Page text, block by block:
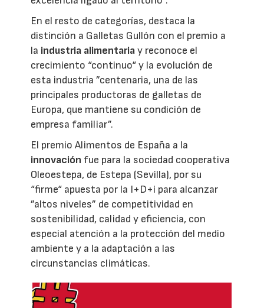
En el resto de categorías, destaca la
distinción a Galletas Gullón con el premio a
la industria alimentariay reconoce el
crecimiento “continuo“ y la evolución de
esta industria ”centenaria, una de las
principales productoras de galletas de
Europa, que mantiene su condición de
empresa familiar”.
El premio Alimentos de España a la
innovación fue para la sociedad cooperativa
Oleoestepa, de Estepa (Sevilla), por su
“firme“ apuesta por la I+D+i para alcanzar
”altos niveles” de competitividad en
sostenibilidad, calidad y eficiencia, con
especial atención a la protección del medio
ambiente y a la adaptación a las
circunstancias climáticas.